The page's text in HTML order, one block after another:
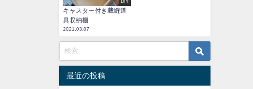
DIY
キャスター付き裁縫道
具収納棚
2021.03.07
最近の投稿